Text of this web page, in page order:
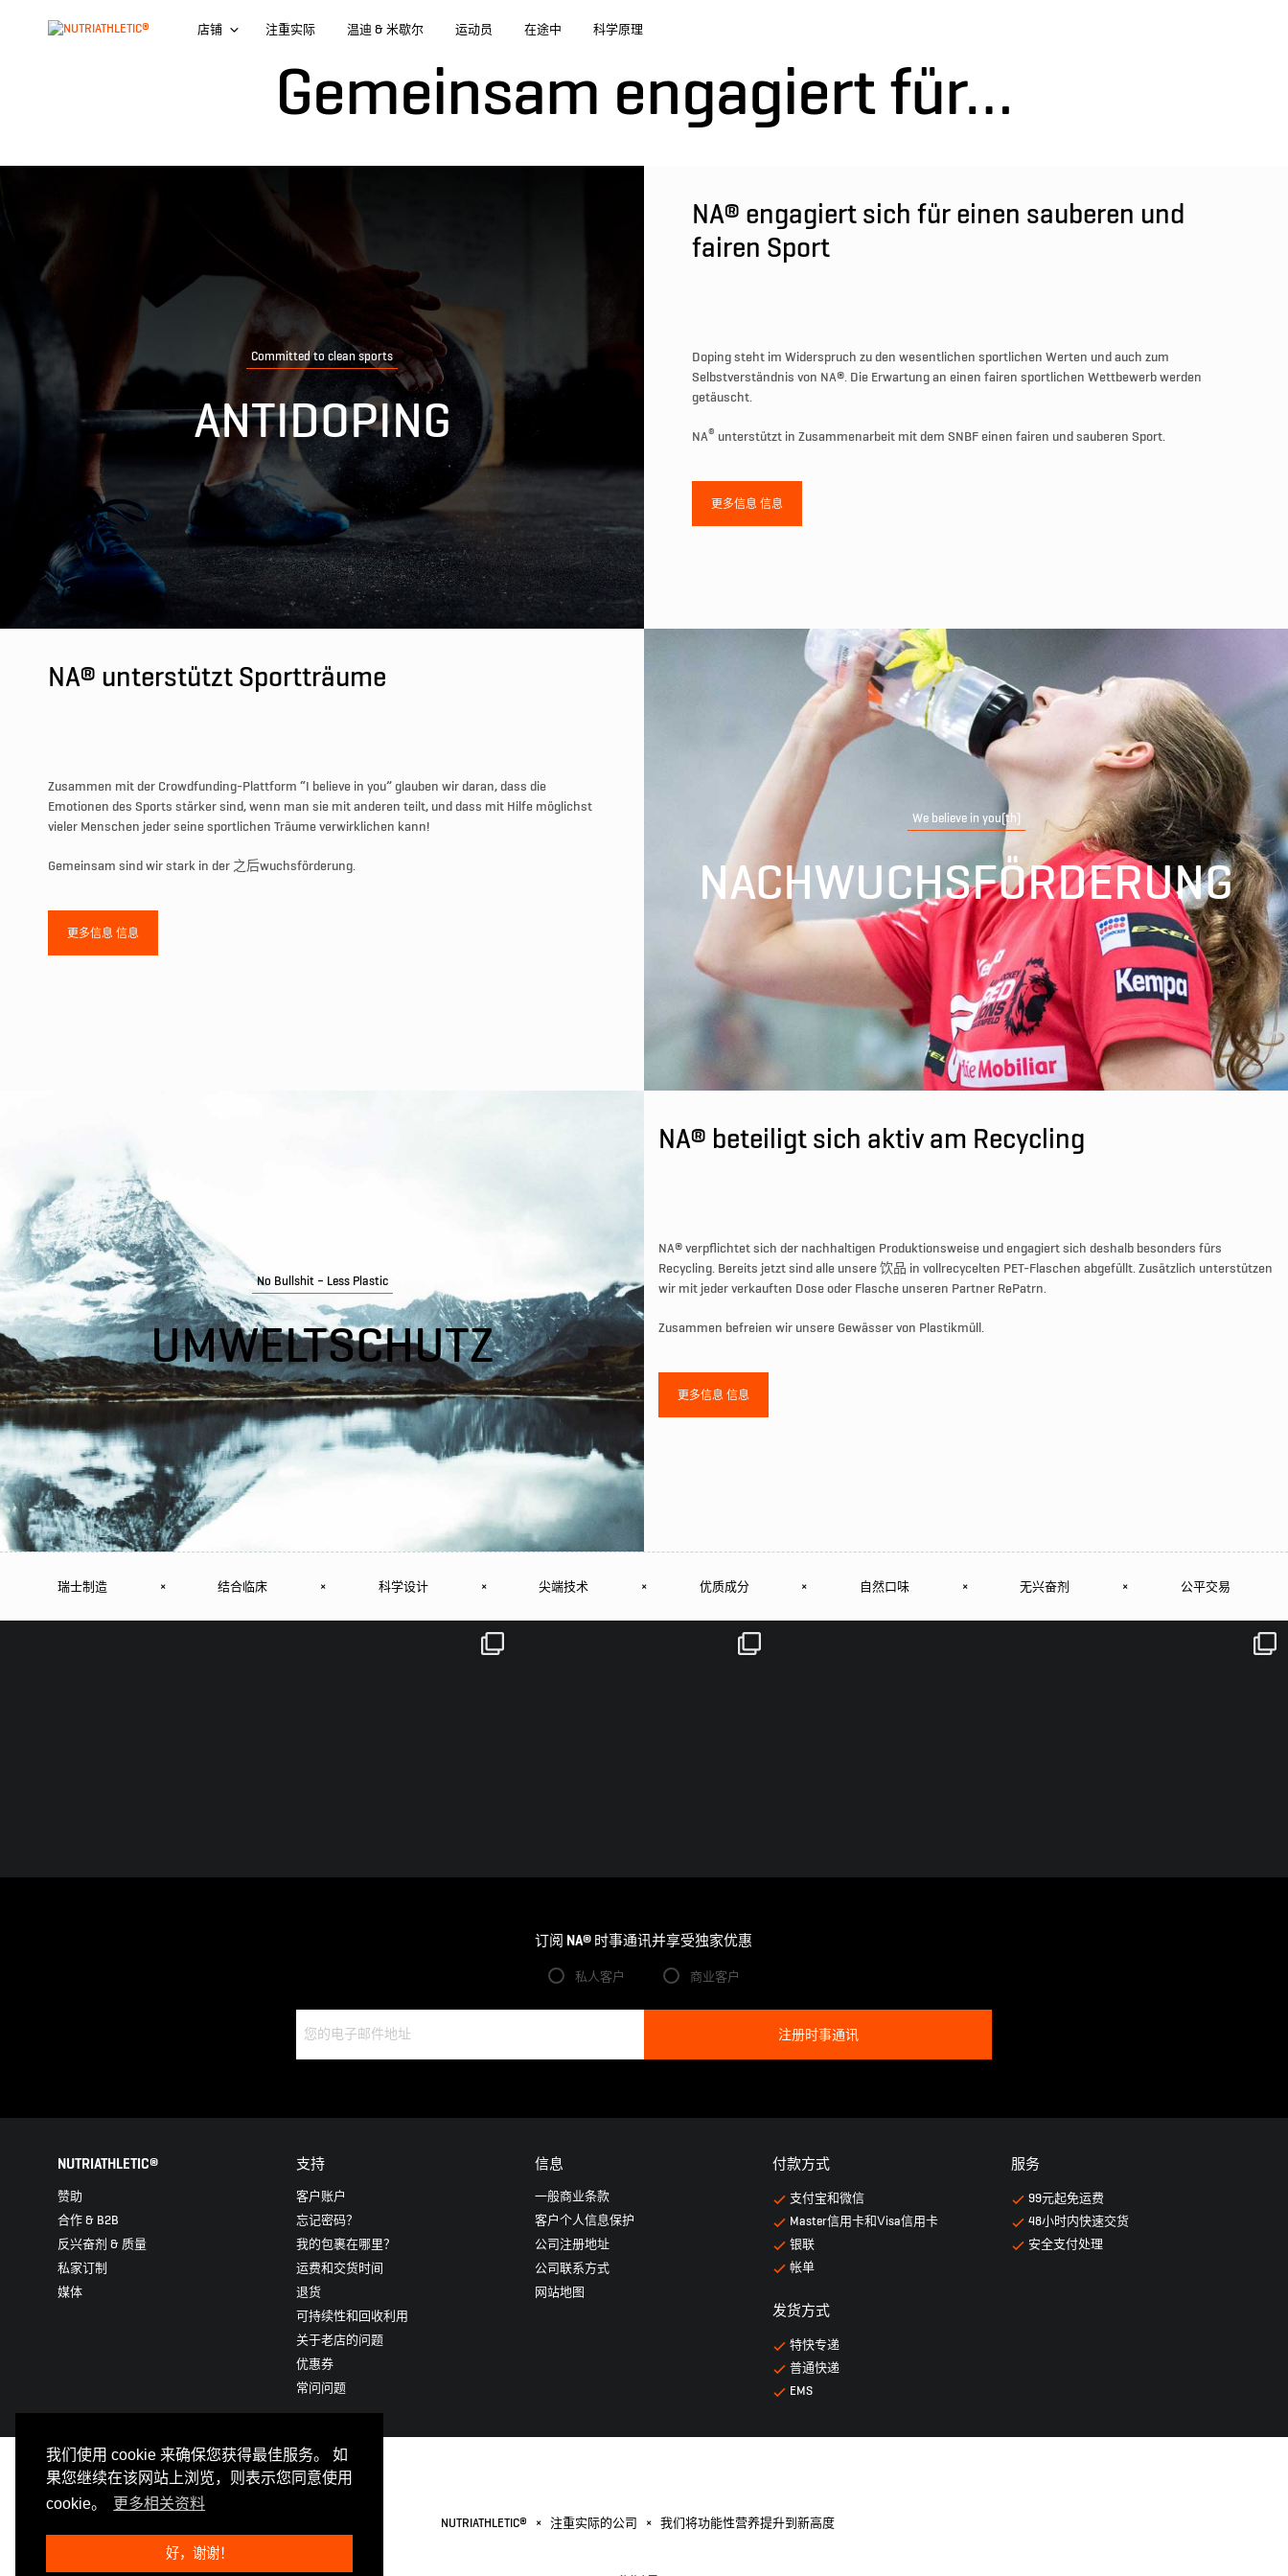
我们使用 cookie 来确保您获得最佳服务。 如
果您继续在该网站上浏览，则表示您同意使用
cookie。
更多相关资料
好，谢谢！
店铺 注重实际 温迪 & 米歇尔 运动员 在途中 科学原理
Gemeinsam engagiert für…
Committed to clean sports
ANTIDOPING
NA® engagiert sich für einen sauberen und
fairen Sport
Doping steht im Widerspruch zu den wesentlichen sportlichen Werten und auch zum
Selbstverständnis von NA®. Die Erwartung an einen fairen sportlichen Wettbewerb werden
getäuscht.
NA® unterstützt in Zusammenarbeit mit dem SNBF einen fairen und sauberen Sport.
更多信息 信息
NA® unterstützt Sportträume
Zusammen mit der Crowdfunding-Plattform “I believe in you” glauben wir daran, dass die
Emotionen des Sports stärker sind, wenn man sie mit anderen teilt, und dass mit Hilfe möglichst
vieler Menschen jeder seine sportlichen Träume verwirklichen kann!
Gemeinsam sind wir stark in der 之后wuchsförderung.
更多信息 信息
We believe in you(th)
NACHWUCHSFÖRDERUNG
No Bullshit – Less Plastic
UMWELTSCHUTZ
NA® beteiligt sich aktiv am Recycling
NA® verpflichtet sich der nachhaltigen Produktionsweise und engagiert sich deshalb besonders fürs
Recycling. Bereits jetzt sind alle unsere 饮品 in vollrecycelten PET-Flaschen abgefüllt. Zusätzlich unterstützen
wir mit jeder verkauften Dose oder Flasche unseren Partner RePatrn.
Zusammen befreien wir unsere Gewässer von Plastikmüll.
更多信息 信息
瑞士制造 × 结合临床 × 科学设计 × 尖端技术 × 优质成分 × 自然口味 × 无兴奋剂 × 公平交易
订阅 NA® 时事通讯并享受独家优惠
私人客户 商业客户
NUTRIATHLETIC®
赞助
合作 & B2B
反兴奋剂 & 质量
私家订制
媒体
支持
客户账户
忘记密码？
我的包裹在哪里？
运费和交货时间
退货
可持续性和回收利用
关于老店的问题
优惠券
常问问题
信息
一般商业条款
客户个人信息保护
公司注册地址
公司联系方式
网站地图
付款方式
支付宝和微信
Master信用卡和Ⅴisa信用卡
银联
帐单
发货方式
特快专递
普通快递
EMS
服务
99元起免运费
48小时内快速交货
安全支付处理
NUTRIATHLETIC® × 注重实际的公司 × 我们将功能性营养提升到新高度